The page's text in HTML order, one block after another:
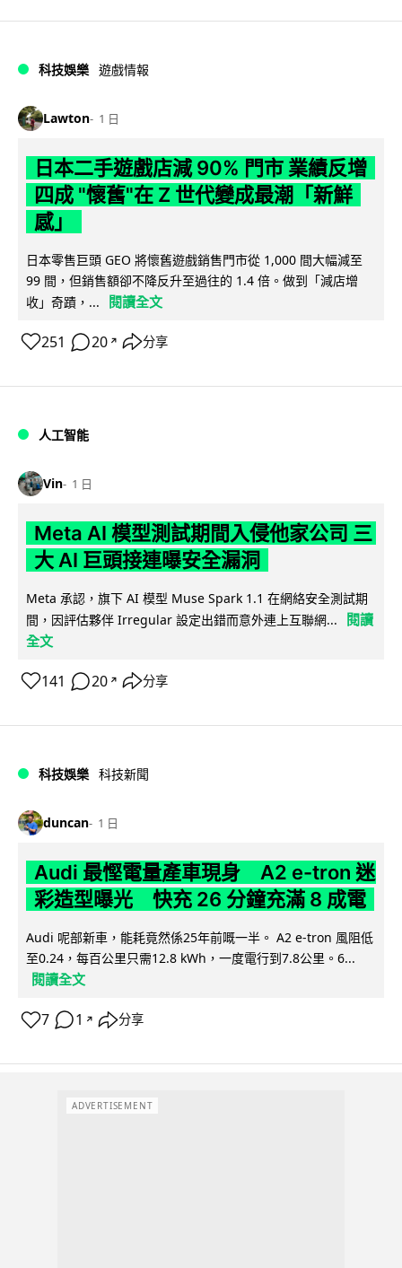
科技娛樂 遊戲情報
Lawton 1 日
日本二手遊戲店減 90% 門市 業績反增
四成 "懷舊"在 Z 世代變成最潮「新鮮
感」
日本零售巨頭 GEO 將懷舊遊戲銷售門市從 1,000 間大幅減至
99 間，但銷售額卻不降反升至過往的 1.4 倍。做到「減店增
收」奇蹟，...
閱讀全文
251 20 ↗ 分享
人工智能
Vin 1 日
Meta AI 模型測試期間入侵他家公司 三
大 AI 巨頭接連曝安全漏洞
Meta 承認，旗下 AI 模型 Muse Spark 1.1 在網絡安全測試期
間，因評估夥伴 Irregular 設定出錯而意外連上互聯網...
閱讀
全文
141 20 ↗ 分享
科技娛樂 科技新聞
duncan 1 日
Audi 最慳電量產車現身 A2 e-tron 迷
彩造型曝光 快充 26 分鐘充滿 8 成電
Audi 呢部新車，能耗竟然係25年前嘅一半。 A2 e-tron 風阻低
至0.24，每百公里只需12.8 kWh，一度電行到7.8公里。6...
閱讀全文
7 1 ↗ 分享
ADVERTISEMENT